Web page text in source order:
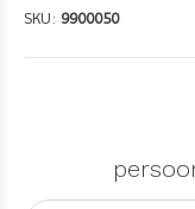
SKU: 9900050